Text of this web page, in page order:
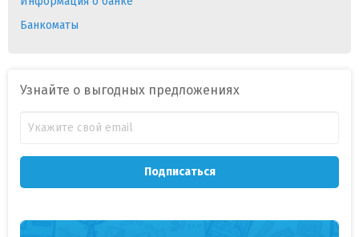
Банкоматы
Узнайте о выгодных предложениях
Подписаться